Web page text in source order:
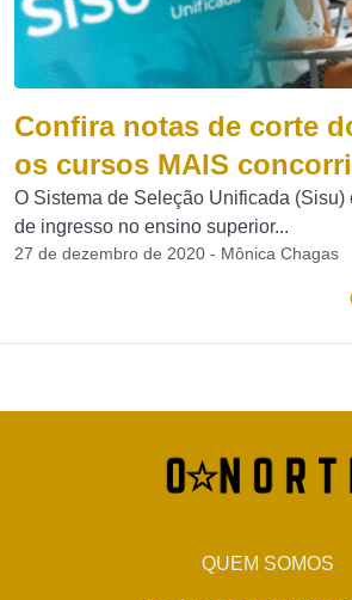
Confira notas de corte
os cursos MAIS
O Sistema de Seleção Unificada (Sisu)
de ingresso no ensino superior...
27 de dezembro de 2020 - Mônica Chagas
QUEM SOMOS